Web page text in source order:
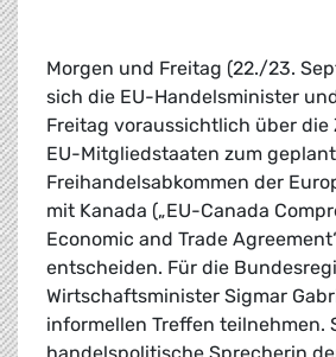
Morgen und Freitag (22./23.
sich die EU-Handelsminister
Freitag voraussichtlich über
EU-Mitgliedstaaten zum
Freihandelsabkommen der
mit Kanada („EU-Canada
Economic and Trade
entscheiden. Für die
Wirtschaftsminister Sigmar
informellen Treffen teilnehmen.